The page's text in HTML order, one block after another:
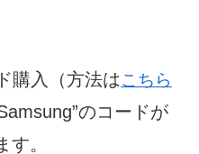
購入（方法はこちら
のコードが
。